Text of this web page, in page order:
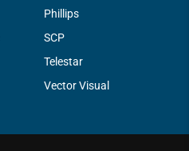
Phillips
SCP
Telestar
Vector Visual